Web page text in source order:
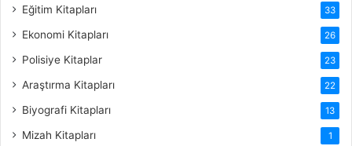
Eğitim Kitapları 33
Ekonomi Kitapları 26
Polisiye Kitaplar 23
Araştırma Kitapları 22
Biyografi Kitapları 13
Mizah Kitapları 1